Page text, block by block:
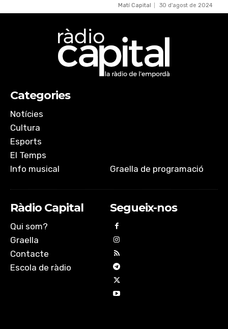
Matí Capital 30 d'agost de 2024
Categories
Notícies
Cultura
Esports
El Temps
Info musical
Graella de programació
Ràdio Capital
Qui som?
Graella
Contacte
Escola de ràdio
Segueix-nos